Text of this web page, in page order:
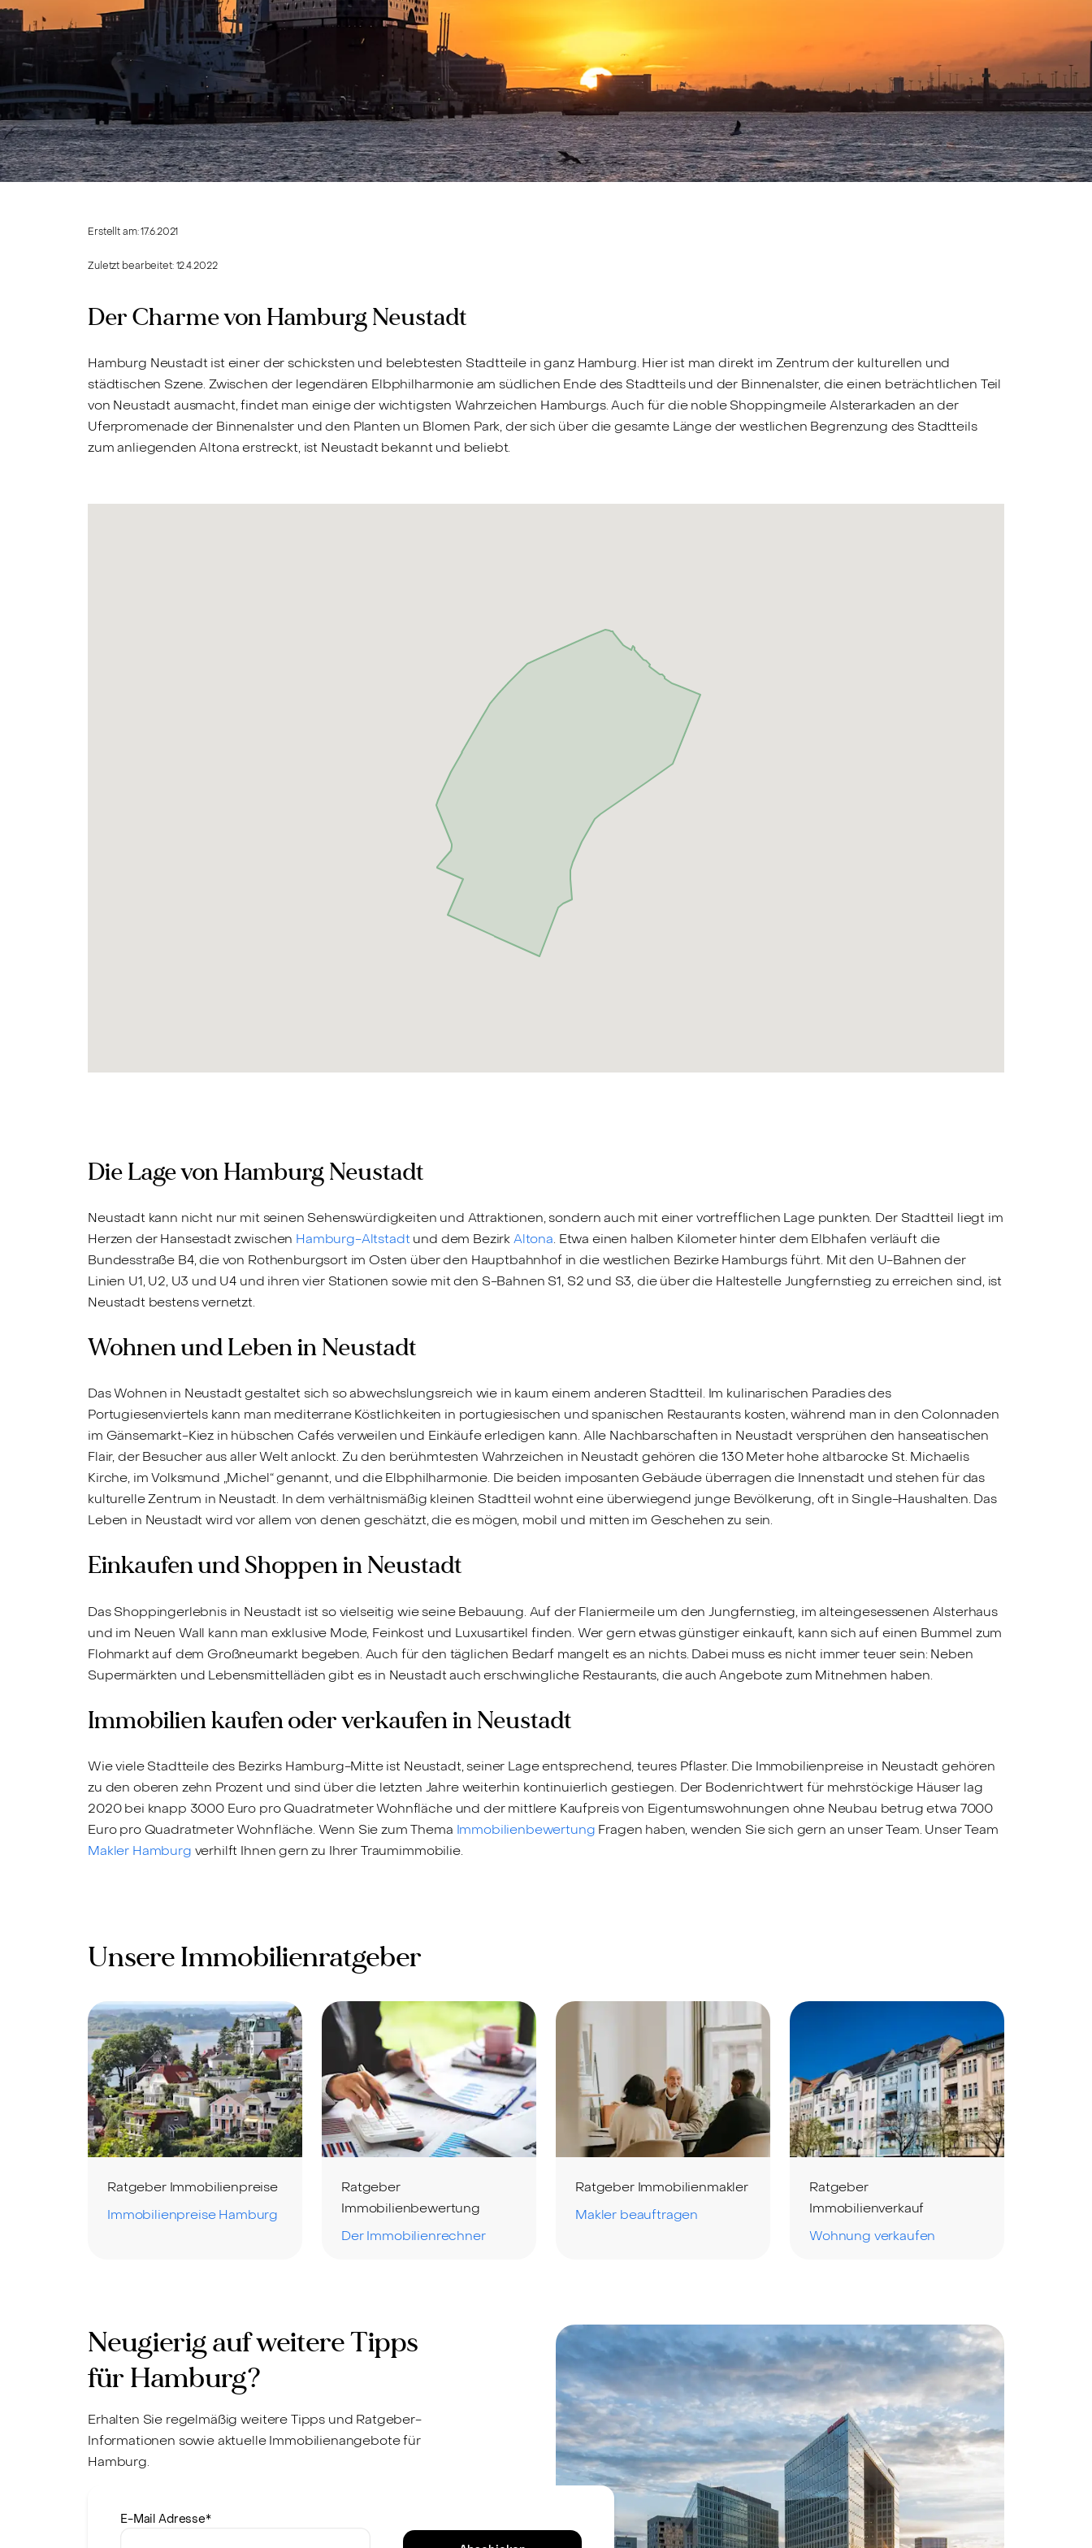
Erstellt am:17.6.2021
Zuletzt bearbeitet:12.4.2022
Der Charme von Hamburg Neustadt
Hamburg Neustadt ist einer der schicksten und belebtesten Stadtteile in ganz Hamburg. Hier ist man direkt im Zentrum der kulturellen und
städtischen Szene. Zwischen der legendären Elbphilharmonie am südlichen Ende des Stadtteils und der Binnenalster, die einen beträchtlichen Teil
von Neustadt ausmacht, findet man einige der wichtigsten Wahrzeichen Hamburgs. Auch für die noble Shoppingmeile Alsterarkaden an der
Uferpromenade der Binnenalster und den Planten un Blomen Park, der sich über die gesamte Länge der westlichen Begrenzung des Stadtteils
zum anliegenden Altona erstreckt, ist Neustadt bekannt und beliebt.
Die Lage von Hamburg Neustadt
Neustadt kann nicht nur mit seinen Sehenswürdigkeiten und Attraktionen, sondern auch mit einer vortrefflichen Lage punkten. Der Stadtteil liegt im
Herzen der Hansestadt zwischen Hamburg-Altstadtund dem BezirkAltona. Etwa einen halben Kilometer hinter dem Elbhafen verläuft die
Bundesstraße B4, die von Rothenburgsort im Osten über den Hauptbahnhof in die westlichen Bezirke Hamburgs führt. Mit den U-Bahnen der
Linien U1, U2, U3 und U4 und ihren vier Stationen sowie mit den S-Bahnen S1, S2 und S3, die über die Haltestelle Jungfernstieg zu erreichen sind, ist
Neustadt bestens vernetzt.
Wohnen und Leben in Neustadt
Das Wohnen in Neustadt gestaltet sich so abwechslungsreich wie in kaum einem anderen Stadtteil. Im kulinarischen Paradies des
Portugiesenviertels kann man mediterrane Köstlichkeiten in portugiesischen und spanischen Restaurants kosten, während man in den Colonnaden
im Gänsemarkt-Kiez in hübschen Cafés verweilen und Einkäufe erledigen kann. Alle Nachbarschaften in Neustadt versprühen den hanseatischen
Flair, der Besucher aus aller Welt anlockt. Zu den berühmtesten Wahrzeichen in Neustadt gehören die 130 Meter hohe altbarocke St. Michaelis
Kirche, im Volksmund „Michel“ genannt, und die Elbphilharmonie. Die beiden imposanten Gebäude überragen die Innenstadt und stehen für das
kulturelle Zentrum in Neustadt. In dem verhältnismäßig kleinen Stadtteil wohnt eine überwiegend junge Bevölkerung, oft in Single-Haushalten. Das
Leben in Neustadt wird vor allem von denen geschätzt, die es mögen, mobil und mitten im Geschehen zu sein.
Einkaufen und Shoppen in Neustadt
Das Shoppingerlebnis in Neustadt ist so vielseitig wie seine Bebauung. Auf der Flaniermeile um den Jungfernstieg, im alteingesessenen Alsterhaus
und im Neuen Wall kann man exklusive Mode, Feinkost und Luxusartikel finden. Wer gern etwas günstiger einkauft, kann sich auf einen Bummel zum
Flohmarkt auf dem Großneumarkt begeben. Auch für den täglichen Bedarf mangelt es an nichts. Dabei muss es nicht immer teuer sein: Neben
Supermärkten und Lebensmittelläden gibt es in Neustadt auch erschwingliche Restaurants, die auch Angebote zum Mitnehmen haben.
Immobilien kaufen oder verkaufen in Neustadt
Wie viele Stadtteile des Bezirks Hamburg-Mitte ist Neustadt, seiner Lage entsprechend, teures Pflaster. Die Immobilienpreise in Neustadt gehören
zu den oberen zehn Prozent und sind über die letzten Jahre weiterhin kontinuierlich gestiegen. Der Bodenrichtwert für mehrstöckige Häuser lag
2020 bei knapp 3000 Euro pro Quadratmeter Wohnfläche und der mittlere Kaufpreis von Eigentumswohnungen ohne Neubau betrug etwa 7000
Euro pro Quadratmeter Wohnfläche. Wenn Sie zum Thema Immobilienbewertung Fragen haben, wenden Sie sich gern an unser Team. Unser Team
Makler Hamburg verhilft Ihnen gern zu Ihrer Traumimmobilie.
Unsere Immobilienratgeber
Ratgeber Immobilienpreise
Immobilienpreise Hamburg
Ratgeber
Immobilienbewertung
Der Immobilienrechner
Ratgeber Immobilienmakler
Makler beauftragen
Ratgeber
Immobilienverkauf
Wohnung verkaufen
Neugierig auf weitere Tipps
für Hamburg?
Erhalten Sie regelmäßig weitere Tipps und Ratgeber-
Informationen sowie aktuelle Immobilienangebote für
Hamburg.
E-Mail Adresse*